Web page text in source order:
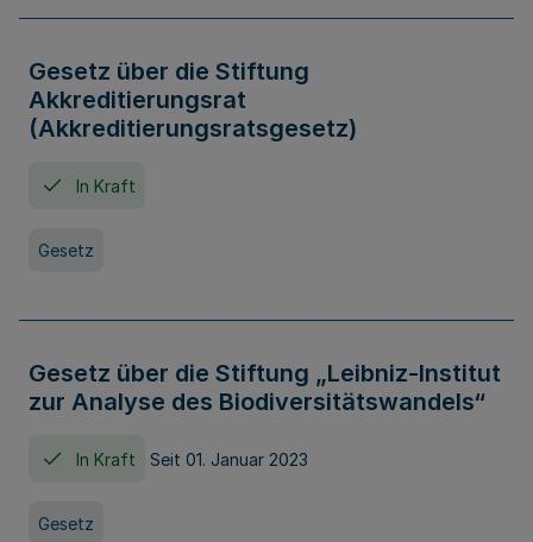
Gesetz über die Stiftung
Akkreditierungsrat
(Akkreditierungsratsgesetz)
In Kraft
Gesetz
Gesetz über die Stiftung „Leibniz-Institut
zur Analyse des Biodiversitätswandels“
In Kraft Seit 01. Januar 2023
Gesetz